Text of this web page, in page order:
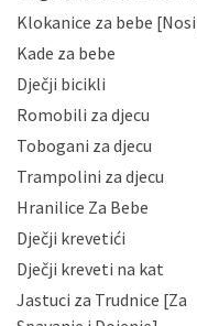
Hrvatske, a
sigurnosnih
neovlaštenog
gubitka ili
korisnika i
Vaših osobnih
priopćavanje
zaposlenicima
slučajevima koji
da možete u
zatražiti
podataka.
gore navedenu
Klokanice za bebe
Kade za bebe
Dječji bicikli
Romobili za djecu
Tobogani za djecu
Trampolini za djecu
Hranilice Za Bebe
Dječji krevetići
Dječji kreveti na kat
Jastuci za Trudnice [Za